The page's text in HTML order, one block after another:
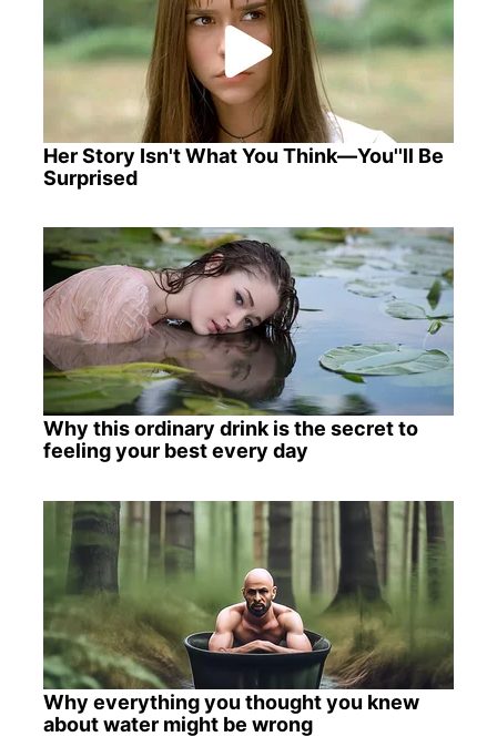
Her Story Isn't What You Think—You''ll Be
Surprised
Why this ordinary drink is the secret to
feeling your best every day
Why everything you thought you knew
about water might be wrong